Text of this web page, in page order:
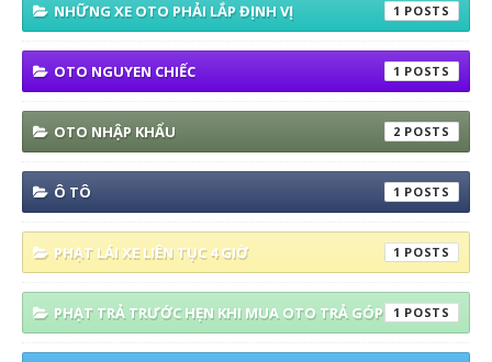
NHỮNG XE OTO PHẢI LẮP ĐỊNH VỊ 1
OTO NGUYEN CHIẾC 1
OTO NHẬP KHẨU 2
Ô TÔ 1
PHẠT LÁI XE LIÊN TỤC 4 GIỜ 1
PHẠT TRẢ TRƯỚC HẸN KHI MUA OTO TRẢ GÓP 1